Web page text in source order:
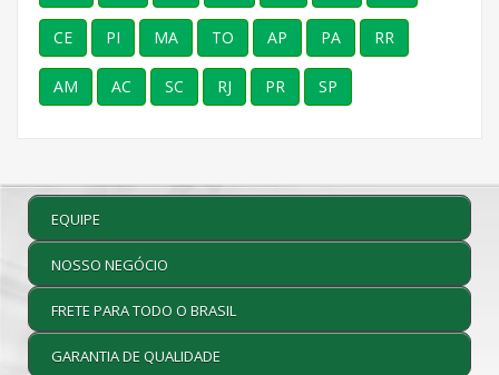
CE PI MA TO AP PA RR
AM AC SC RJ PR SP
EQUIPE
NOSSO NEGÓCIO
FRETE PARA TODO O BRASIL
GARANTIA DE QUALIDADE